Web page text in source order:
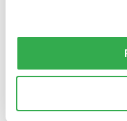
Poté, co osamělý lovec
zakázku, ocitne se ve
schopnosti a změní běh